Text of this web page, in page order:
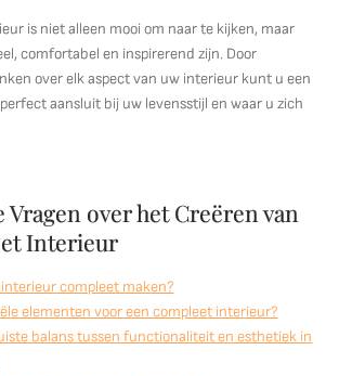
is niet alleen mooi om naar te kijken, maar
comfortabel en inspirerend zijn. Door
over elk aspect van uw interieur kunt u een
aansluit bij uw levensstijl en waar u zich
Vragen over het Creëren van
Interieur
compleet maken?
elementen voor een compleet interieur?
balans tussen functionaliteit en esthetiek in